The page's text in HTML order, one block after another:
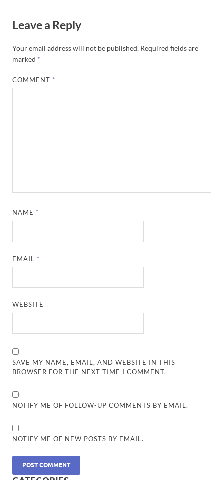
Leave a Reply
Your email address will not be published. Required fields are
marked *
COMMENT *
NAME *
EMAIL *
WEBSITE
SAVE MY NAME, EMAIL, AND WEBSITE IN THIS
BROWSER FOR THE NEXT TIME I COMMENT.
NOTIFY ME OF FOLLOW-UP COMMENTS BY EMAIL.
NOTIFY ME OF NEW POSTS BY EMAIL.